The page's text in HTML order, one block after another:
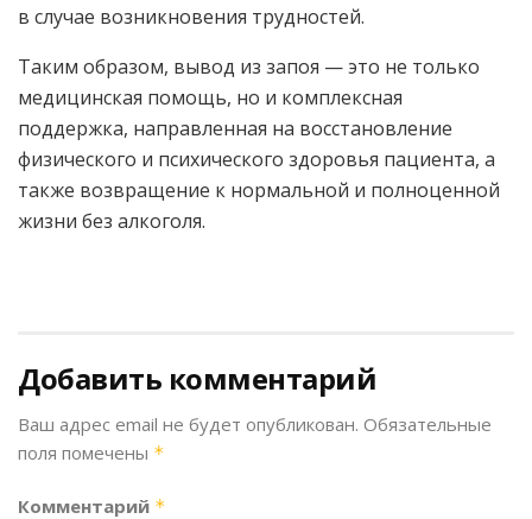
в случае возникновения трудностей.
Таким образом, вывод из запоя — это не только
медицинская помощь, но и комплексная
поддержка, направленная на восстановление
физического и психического здоровья пациента, а
также возвращение к нормальной и полноценной
жизни без алкоголя.
Добавить комментарий
Ваш адрес email не будет опубликован. Обязательные
поля помечены *
Комментарий *